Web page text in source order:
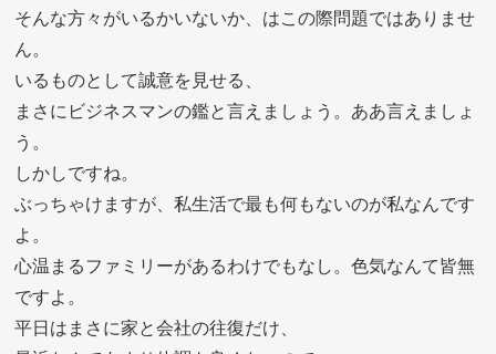
そんな方々がいるかいないか、はこの際問題ではありませ
ん。
いるものとして誠意を見せる、
まさにビジネスマンの鑑と言えましょう。ああ言えましょ
う。
しかしですね。
ぶっちゃけますが、私生活で最も何もないのが私なんです
よ。
心温まるファミリーがあるわけでもなし。色気なんて皆無
ですよ。
平日はまさに家と会社の往復だけ、